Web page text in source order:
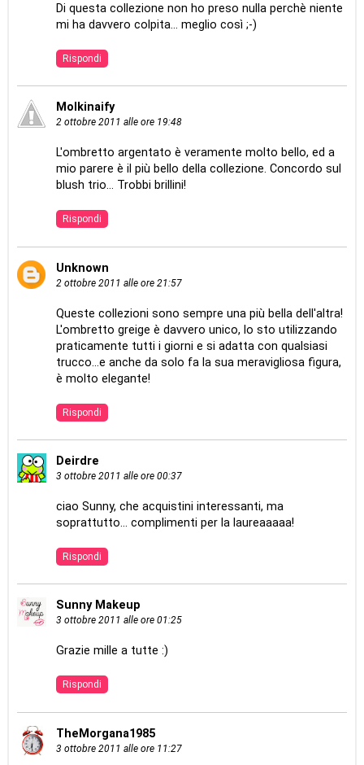
Di questa collezione non ho preso nulla perchè niente
mi ha davvero colpita... meglio così ;-)
Rispondi
Molkinaify
2 ottobre 2011 alle ore 19:48
L'ombretto argentato è veramente molto bello, ed a
mio parere è il più bello della collezione. Concordo sul
blush trio... Trobbi brillini!
Rispondi
Unknown
2 ottobre 2011 alle ore 21:57
Queste collezioni sono sempre una più bella dell'altra!
L'ombretto greige è davvero unico, lo sto utilizzando
praticamente tutti i giorni e si adatta con qualsiasi
trucco...e anche da solo fa la sua meravigliosa figura,
è molto elegante!
Rispondi
Deirdre
3 ottobre 2011 alle ore 00:37
ciao Sunny, che acquistini interessanti, ma
soprattutto... complimenti per la laureaaaaa!
Rispondi
Sunny Makeup
3 ottobre 2011 alle ore 01:25
Grazie mille a tutte :)
Rispondi
TheMorgana1985
3 ottobre 2011 alle ore 11:27